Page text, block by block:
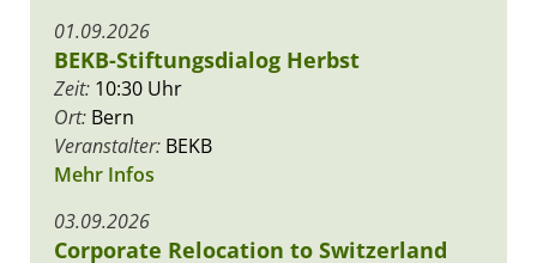
01.09.2026
BEKB-Stiftungsdialog Herbst
Zeit: 10:30 Uhr
Ort: Bern
Veranstalter: BEKB
Mehr Infos
03.09.2026
Corporate Relocation to Switzerland